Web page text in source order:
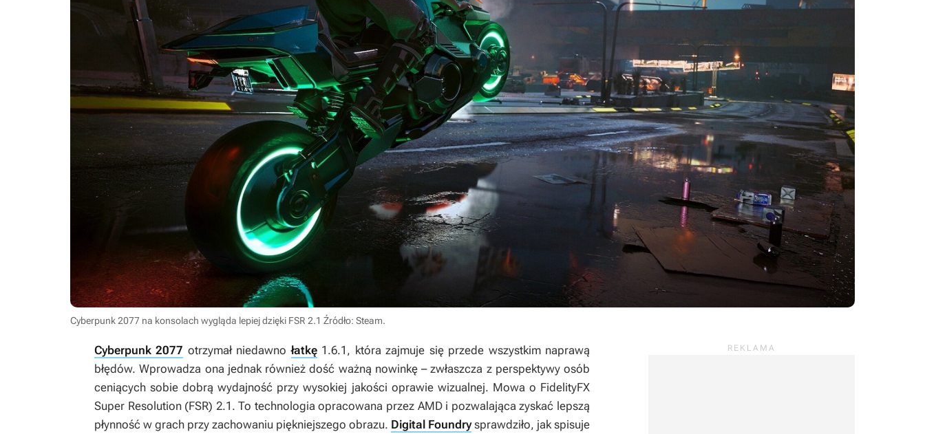
Cyberpunk 2077 na konsolach wygląda lepiej dzięki FSR 2.1 Źródło: Steam.
Cyberpunk 2077 otrzymał niedawnołatkę1.6.1, która zajmuje się przede wszystkim naprawą
błędów. Wprowadza ona jednak również dość ważną nowinkę – zwłaszcza z perspektywy osób
ceniących sobie dobrą wydajność przy wysokiej jakości oprawie wizualnej. Mowa o FidelityFX
Super Resolution (FSR) 2.1. To technologia opracowana przez AMD i pozwalająca zyskać lepszą
płynność w grach przy zachowaniu piękniejszego obrazu. Digital Foundrysprawdziło, jak spisuje